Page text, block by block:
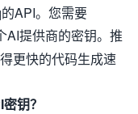
API。您需要
AI提供商的密钥。推
更快的代码生成速
钥？